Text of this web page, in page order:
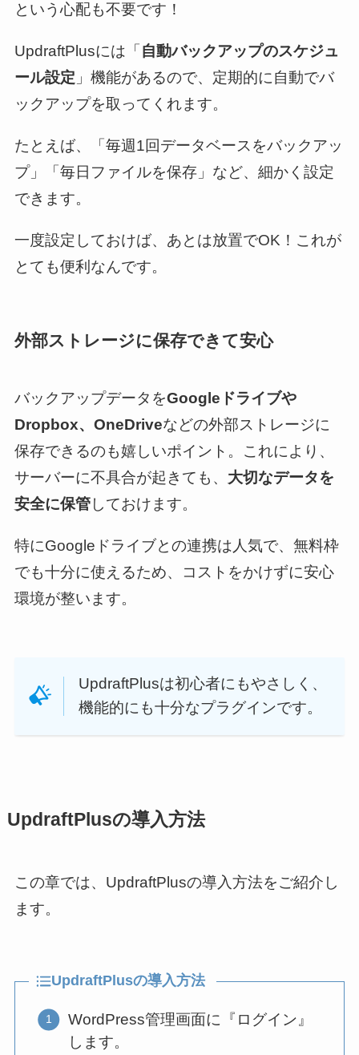
という心配も不要です！
UpdraftPlusには「 自動バックアップのスケジュ
ール設定 」機能があるので、定期的に自動でバ
ックアップを取ってくれます。
たとえば、「毎週1回データベースをバックアッ
プ」「毎日ファイルを保存」など、細かく設定
できます。
一度設定しておけば、あとは放置でOK！これが
とても便利なんです。
外部ストレージに保存できて安心
バックアップデータをGoogleドライブや
Dropbox、OneDriveなどの外部ストレージに
保存できるのも嬉しいポイント。これにより、
サーバーに不具合が起きても、 大切なデータを
安全に保管しておけます。
特にGoogleドライブとの連携は人気で、無料枠
でも十分に使えるため、コストをかけずに安心
環境が整います。
UpdraftPlusは初心者にもやさしく、
機能的にも十分なプラグインです。
UpdraftPlusの導入方法
この章では、UpdraftPlusの導入方法をご紹介し
ます。
UpdraftPlusの導入方法
WordPress管理画面に『ログイン』
します。